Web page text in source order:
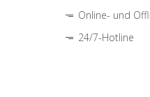
Online- und
24/7-Hotline